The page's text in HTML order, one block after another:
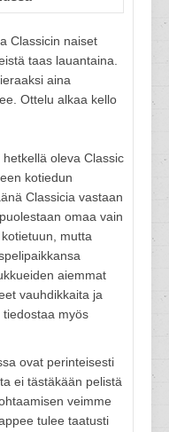
Classicin naiset
taas lauantaina.
aina
Ottelu alkaa kello
oleva Classic
kotiedun
Classicia vastaan
omaa vain
mutta
aiemmat
vauhdikkaita ja
myös
ovat perinteisesti
ei tästäkään pelistä
veimme
tulee taatusti